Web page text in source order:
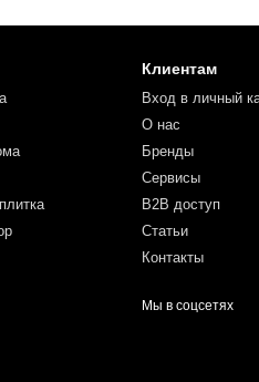
Клиентам
Вход в личный
О нас
Бренды
Сервисы
B2B доступ
Статьи
Контакты
Мы в соцсетях